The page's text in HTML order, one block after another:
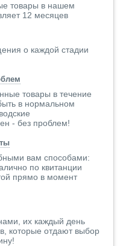
товары в нашем
12 месяцев
о каждой стадии
товары в течение
в нормальном
- без проблем!
вам способами:
по квитанции
прямо в момент
их каждый день
которые отдают выбор